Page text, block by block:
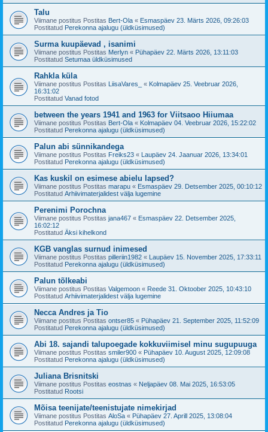
Talu
Viimane postitus Postitas Bert-Ola « Esmaspäev 23. Märts 2026, 09:26:03
Postitatud Perekonna ajalugu (üldküsimused)
Surma kuupäevad , isanimi
Viimane postitus Postitas Merlyn « Pühapäev 22. Märts 2026, 13:11:03
Postitatud Setumaa üldküsimused
Rahkla küla
Viimane postitus Postitas LiisaVares_ « Kolmapäev 25. Veebruar 2026,
16:31:02
Postitatud Vanad fotod
between the years 1941 and 1963 for Viitsaoo Hiiumaa
Viimane postitus Postitas Bert-Ola « Kolmapäev 04. Veebruar 2026, 15:22:02
Postitatud Perekonna ajalugu (üldküsimused)
Palun abi sünnikandega
Viimane postitus Postitas Freiks23 « Laupäev 24. Jaanuar 2026, 13:34:01
Postitatud Perekonna ajalugu (üldküsimused)
Kas kuskil on esimese abielu lapsed?
Viimane postitus Postitas marapu « Esmaspäev 29. Detsember 2025, 00:10:12
Postitatud Arhiivimaterjalidest välja lugemine
Perenimi Porochna
Viimane postitus Postitas jana467 « Esmaspäev 22. Detsember 2025,
16:02:12
Postitatud Äksi kihelkond
KGB vanglas surnud inimesed
Viimane postitus Postitas pilleriin1982 « Laupäev 15. November 2025, 17:33:11
Postitatud Perekonna ajalugu (üldküsimused)
Palun tõlkeabi
Viimane postitus Postitas Valgemoon « Reede 31. Oktoober 2025, 10:43:10
Postitatud Arhiivimaterjalidest välja lugemine
Necca Andres ja Tio
Viimane postitus Postitas ontser85 « Pühapäev 21. September 2025, 11:52:09
Postitatud Perekonna ajalugu (üldküsimused)
Abi 18. sajandi talupoegade kokkuviimisel minu sugupuuga
Viimane postitus Postitas smiler900 « Pühapäev 10. August 2025, 12:09:08
Postitatud Perekonna ajalugu (üldküsimused)
Juliana Brisnitski
Viimane postitus Postitas eostnas « Neljapäev 08. Mai 2025, 16:53:05
Postitatud Rootsi
Mõisa teenijate/teenistujate nimekirjad
Viimane postitus Postitas AloSa « Pühapäev 27. Aprill 2025, 13:08:04
Postitatud Perekonna ajalugu (üldküsimused)